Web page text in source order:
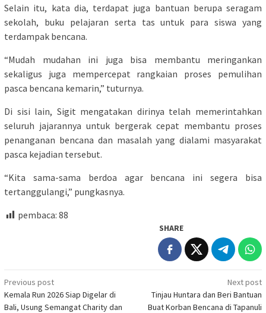
Selain itu, kata dia, terdapat juga bantuan berupa seragam
sekolah, buku pelajaran serta tas untuk para siswa yang
terdampak bencana.
“Mudah mudahan ini juga bisa membantu meringankan
sekaligus juga mempercepat rangkaian proses pemulihan
pasca bencana kemarin,” tuturnya.
Di sisi lain, Sigit mengatakan dirinya telah memerintahkan
seluruh jajarannya untuk bergerak cepat membantu proses
penanganan bencana dan masalah yang dialami masyarakat
pasca kejadian tersebut.
“Kita sama-sama berdoa agar bencana ini segera bisa
tertanggulangi,” pungkasnya.
pembaca: 88
SHARE
Post
navigation
Previous post
Kemala Run 2026 Siap Digelar di
Bali, Usung Semangat Charity dan
Next post
Tinjau Huntara dan Beri Bantuan
Buat Korban Bencana di Tapanuli